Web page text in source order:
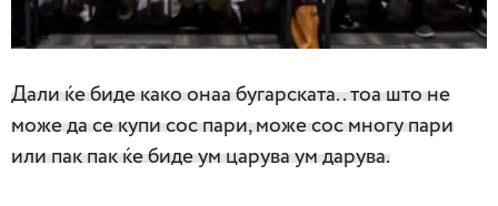
Дали ќе биде како онаа бугарската.. тоа што не
може да се купи сос пари, може сос многу пари
или пак пак ќе биде ум царува ум дарува.